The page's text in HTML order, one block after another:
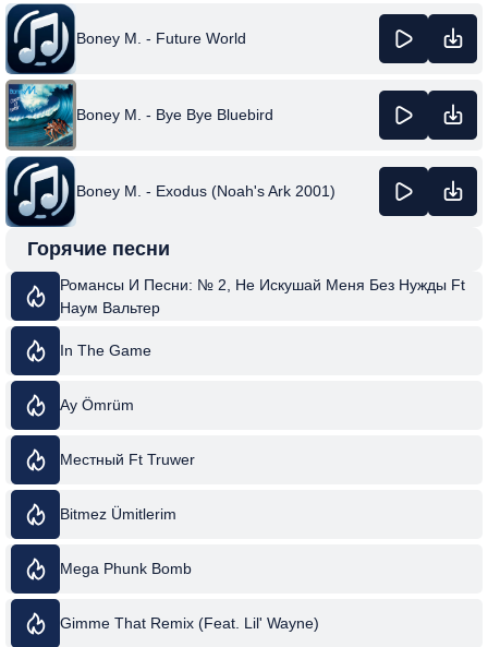
Boney M. - Future World
Boney M. - Bye Bye Bluebird
Boney M. - Exodus (Noah's Ark 2001)
Горячие песни
Романсы И Песни: № 2, Не Искушай Меня Без Нужды Ft
Наум Вальтер
In The Game
Ay Ömrüm
Местный Ft Truwer
Bitmez Ümitlerim
Mega Phunk Bomb
Gimme That Remix (Feat. Lil' Wayne)